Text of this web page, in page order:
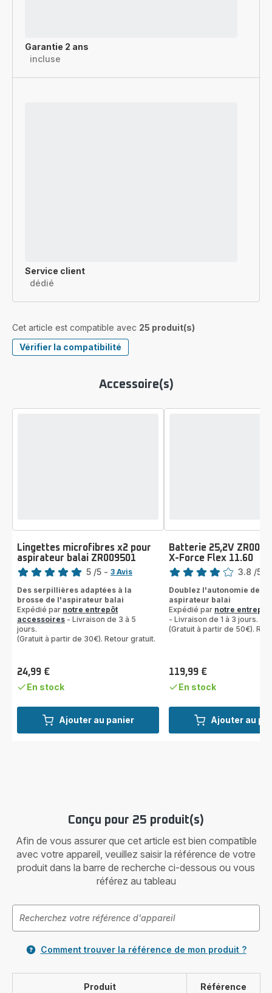
Garantie 2 ans
incluse
Service client
dédié
Cet article est compatible avec 25 produit(s)
Vérifier la compatibilité
Accessoire(s)
Ajouter au panier
Lingettes microfibres x2 pour
aspirateur balai ZR009501
Note
5
étoiles
(moyenne)
5 /5 - 3 Avis
Des serpillières adaptées à la
brosse de l'aspirateur balai
Expédié par notre entrepôt
accessoires - Livraison de 3 à 5
jours.
(Gratuit à partir de 30€). Retour gratuit.
Prix
24,99 €
En stock
Ajouter au
Batterie 25,2V
X-Force Flex 11.60
Note
3.8 /5
Doublez l'autonomie de
aspirateur balai
Expédié par notre entrepôt
- Livraison de 1 à 3 jours.
(Gratuit à partir de 50€).
Prix
119,99 €
En stock
Conçu pour 25 produit(s)
Afin de vous assurer que cet article est bien compatible
avec votre appareil, veuillez saisir la référence de votre
produit dans la barre de recherche ci-dessous ou vous
référez au tableau
Comment trouver la référence de mon produit ?
Produit Référence